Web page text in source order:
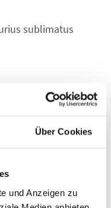
Über Cookies
und Anzeigen zu
sublimatus
Mercurius
giftig. Das Mittel
der Behandlung